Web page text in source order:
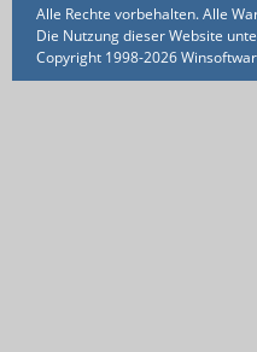
Alle Rechte vorbehalten. Alle
Die Nutzung dieser Website
Copyright 1998-2026